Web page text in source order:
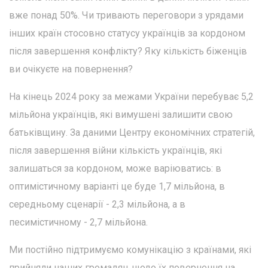
вже понад 50%. Чи тривають переговори з урядами
інших країн стосовно статусу українців за кордоном
після завершення конфлікту? Яку кількість біженців
ви очікуєте на повернення?
На кінець 2024 року за межами України перебуває 5,2
мільйона українців, які вимушені залишити свою
батьківщину. За даними Центру економічних стратегій,
після завершення війни кількість українців, які
залишаться за кордоном, може варіюватись: в
оптимістичному варіанті це буде 1,7 мільйона, в
середньому сценарії - 2,3 мільйона, а в
песимістичному - 2,7 мільйона.
Ми постійно підтримуємо комунікацію з країнами, які